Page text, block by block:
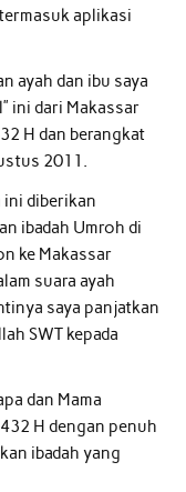
aplikasi
ayah dan ibu saya
ini dari Makassar
H dan berangkat
2011.
ini diberikan
ibadah Umroh di
ke Makassar
suara ayah
saya panjatkan
SWT kepada
dan Mama
H dengan penuh
ibadah yang